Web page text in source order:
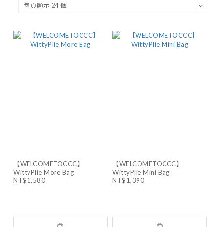
【WELCOMETOCCC】
WittyPlie More Bag
NT$1,580
【WELCOMETOCCC】
WittyPlie Mini Bag
NT$1,390